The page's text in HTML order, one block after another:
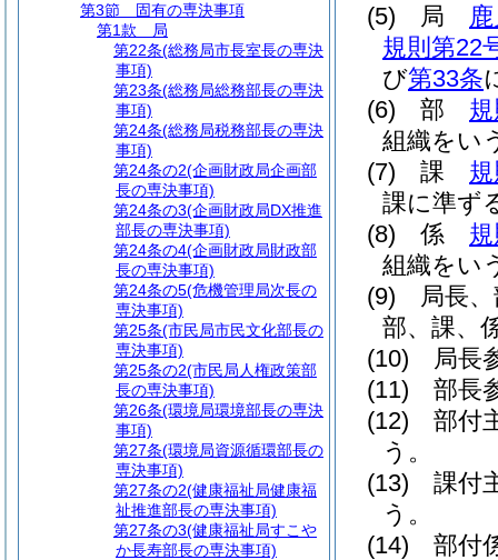
(5)
局
規則第22
び第33条
(6)
部
組織をい
(7)
課
課に準ず
(8)
係
組織をい
(9)
局長
部、課、
(10)
局長
(11)
部長
(12)
部付
う。
(13)
課付
う。
(14)
部付
第3節
固有の専決事項
第1款
局
第22条(総務局市長室長の専決
事項)
第23条(総務局総務部長の専決
事項)
第24条(総務局税務部長の専決
事項)
第24条の2(企画財政局企画部
長の専決事項)
第24条の3(企画財政局DX推進
部長の専決事項)
第24条の4(企画財政局財政部
長の専決事項)
第24条の5(危機管理局次長の
専決事項)
第25条(市民局市民文化部長の
専決事項)
第25条の2(市民局人権政策部
長の専決事項)
第26条(環境局環境部長の専決
事項)
第27条(環境局資源循環部長の
専決事項)
第27条の2(健康福祉局健康福
祉推進部長の専決事項)
第27条の3(健康福祉局すこや
か長寿部長の専決事項)